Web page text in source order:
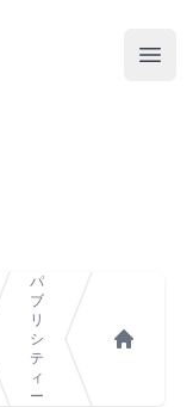
メニ
パ
ブ
リ
シ
テ
ィ
ー